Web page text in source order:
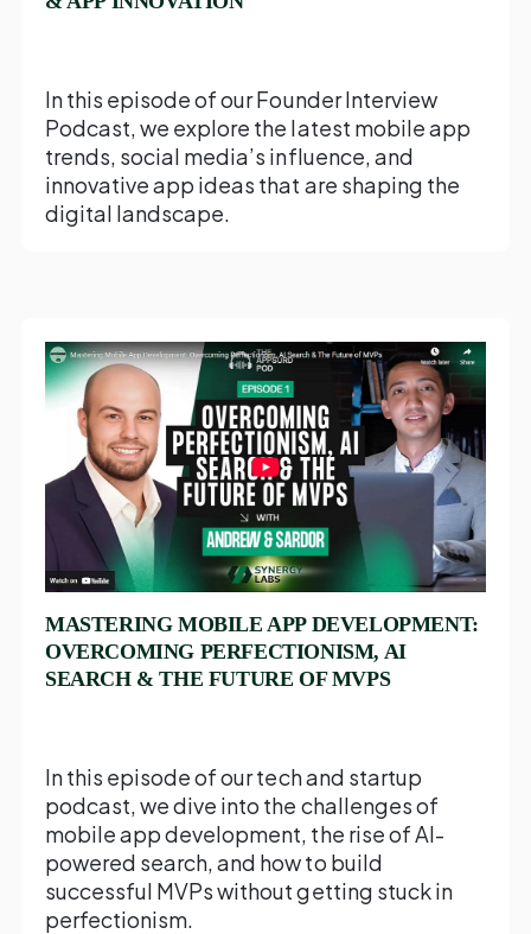
In this episode of our Founder Interview
Podcast, we explore the latest mobile app
trends, social media’s influence, and
innovative app ideas that are shaping the
digital landscape.
MASTERING MOBILE APP DEVELOPMENT:
OVERCOMING PERFECTIONISM, AI
SEARCH & THE FUTURE OF MVPS
In this episode of our tech and startup
podcast, we dive into the challenges of
mobile app development, the rise of AI-
powered search, and how to build
successful MVPs without getting stuck in
perfectionism.